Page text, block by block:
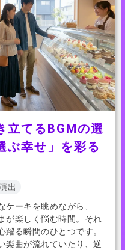
立てるBGMの選
ぶ幸せ」を彩る
出
ケーキを眺めながら、
が楽しく悩む時間。それ
る瞬間のひとつです。
楽曲が流れていたり、逆